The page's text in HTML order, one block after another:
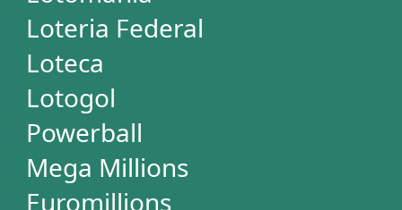
Super Sete
Timemania
Dupla-Sena
Lotomania
Powerball
Mega Millions
Euromillions